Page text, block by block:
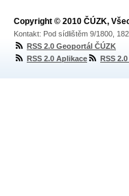
Copyright © 2010 ČÚZK,
Kontakt: Pod sídlištěm 9/1800,
RSS 2.0 Geoportál ČÚZK
RSS 2.0 Aplikace
RSS